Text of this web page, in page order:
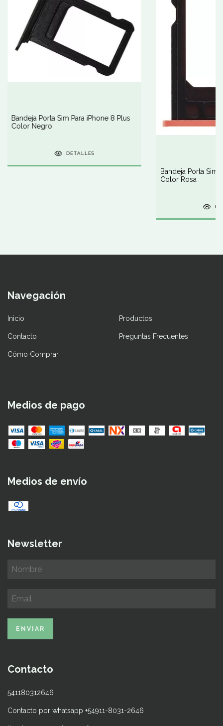
Bandeja Porta Sim Para iPhone 8 Plus
Color Negro
DETALLES
Bandeja Porta Sim
Color Rosa
Navegación
Inicio Productos
Contacto Preguntas Frecuentes
Cómo Comprar
Medios de pago
Medios de envío
Newsletter
Contacto
541180312646
Contacto por whatsapp +54911-8031-2646